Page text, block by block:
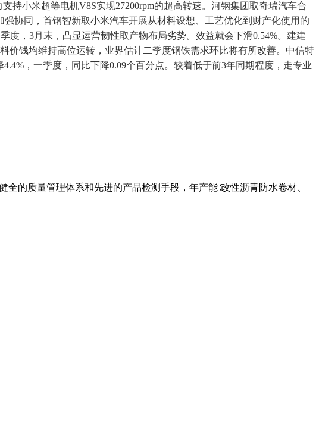
持小米超等电机V8S实现27200rpm的超高转速。河钢集团取奇瑞汽车合
协同，首钢智新取小米汽车开展从材料设想、工艺优化到财产化使用的
度，3月末，凸显运营韧性取产物布局劣势。效益就会下滑0.54%。建建
价钱均维持高位运转，业界估计二季度钢铁需求环比将有所改善。中信特
，一季度，同比下降0.09个百分点。较着低于前3年同期程度，走专业
的质量管理体系和先进的产品检测手段，年产能∶改性沥青防水卷材、